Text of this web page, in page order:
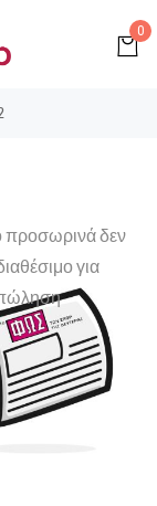
0
προσωρινά δεν
για